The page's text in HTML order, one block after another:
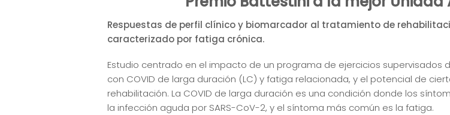
Respuestas de perfil clínico y biomarcador al tratamiento de
caracterizado por fatiga crónica.
Estudio centrado en el impacto de un programa de ejercicios supervisados
con COVID de larga duración (LC) y fatiga relacionada, y el potencial de
rehabilitación. La COVID de larga duración es una condición donde los
la infección aguda por SARS-CoV-2, y el síntoma más común es la fatiga.